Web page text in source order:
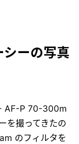
シーの写真
AF-P 70-300m
を撮ってきたの
のフィルタを